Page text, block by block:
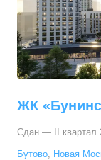
ЖК
Сдан — II квартал
Бутово, Новая